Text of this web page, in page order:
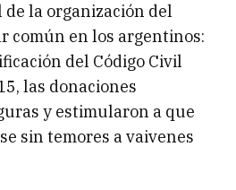
la organización del
común en los argentinos:
del Código Civil
las donaciones
y estimularon a que
sin temores a vaivenes